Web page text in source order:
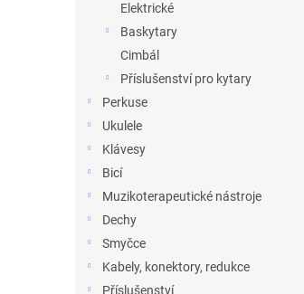
Elektrické
Baskytary
Cimbál
Příslušenství pro kytary
Perkuse
Ukulele
Klávesy
Bicí
Muzikoterapeutické nástroje
Dechy
Smyčce
Kabely, konektory, redukce
Příslušenství